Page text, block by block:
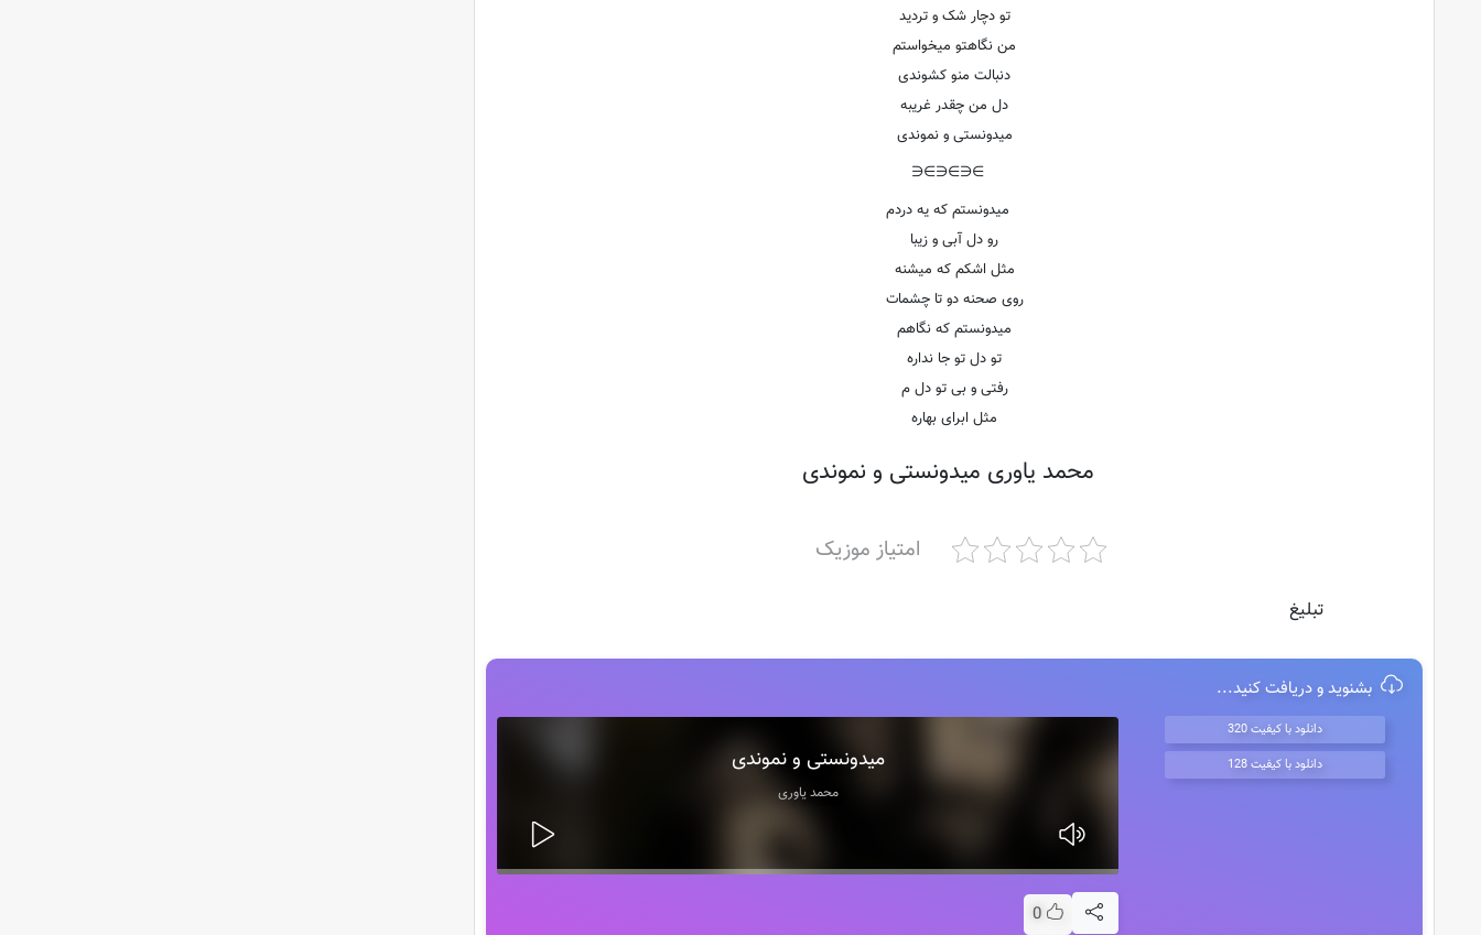
تو دچار شک و تردید
من نگاهتو میخواستم
دنبالت منو کشوندی
دل من چقدر غریبه
میدونستی و نموندی
∋∈∋∈∋∈
میدونستم که یه دردم
رو دل آبی و زیبا
مثل اشکم که میشنه
روی صحنه دو تا چشمات
میدونستم که نگاهم
تو دل تو جا نداره
رفتی و بی تو دل م
مثل ابرای بهاره
محمد یاوری میدونستی و نموندی
امتیاز موزیک
تبلیغ
بشنوید و دریافت کنید...
دانلود با کیفیت 320
دانلود با کیفیت 128
میدونستی و نموندی
محمد یاوری
0